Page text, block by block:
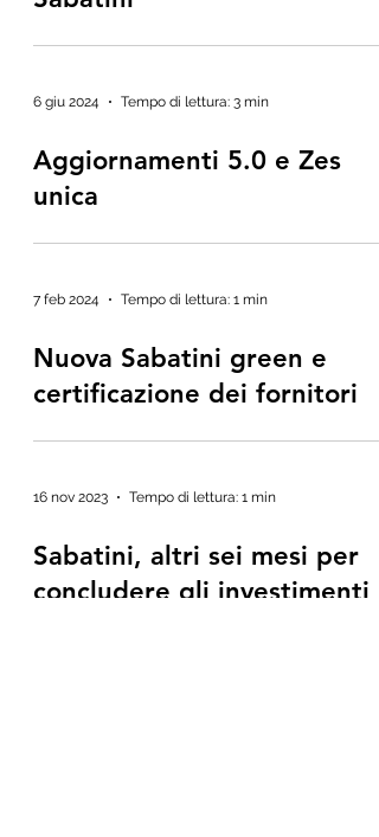
6 giu 2024 Tempo di lettura: 3 min
Aggiornamenti 5.0 e Zes
unica
7 feb 2024 Tempo di lettura: 1 min
Nuova Sabatini green e
certificazione dei fornitori
16 nov 2023 Tempo di lettura: 1 min
Sabatini, altri sei mesi per
concludere gli investimenti